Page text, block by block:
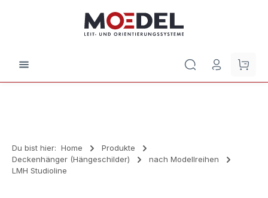
Zum Hauptinhalt springen
Du bist hier: Home
Produkte
Deckenhänger (Hängeschilder)
nach Modellreihen
LMH Studioline